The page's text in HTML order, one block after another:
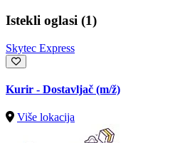
Istekli oglasi (1)
Skytec Express
Kurir - Dostavljač (m/ž)
Više lokacija